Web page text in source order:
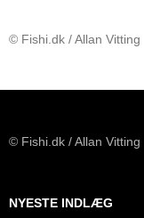
© Fishi.dk / Allan Vitting
© Fishi.dk / Allan Vitting
NYESTE INDLÆG